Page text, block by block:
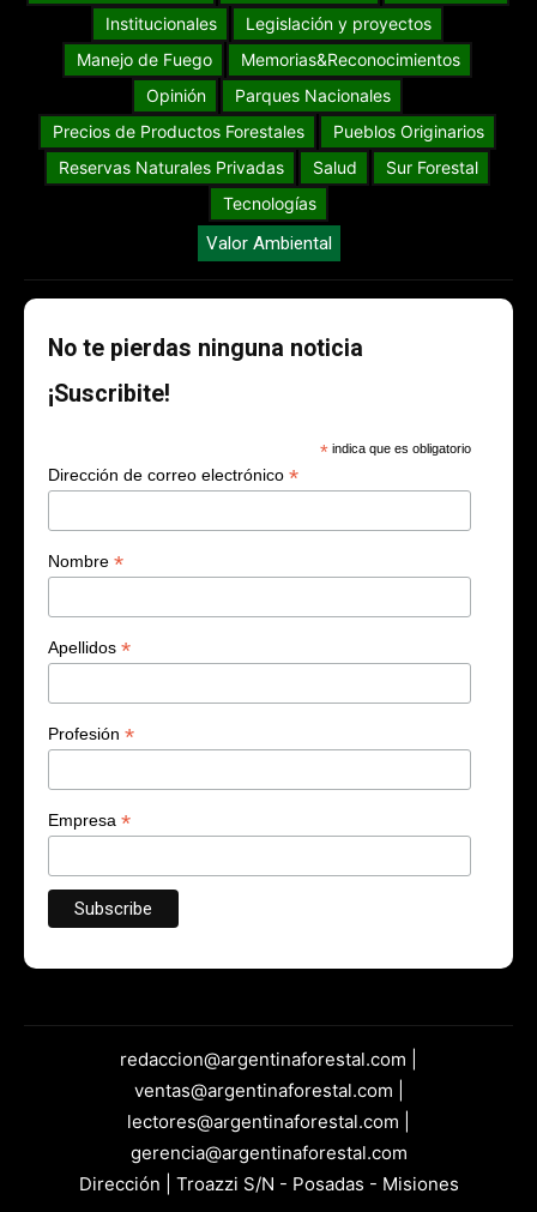
Institucionales
Legislación y proyectos
Manejo de Fuego
Memorias&Reconocimientos
Opinión
Parques Nacionales
Precios de Productos Forestales
Pueblos Originarios
Reservas Naturales Privadas
Salud
Sur Forestal
Tecnologías
Valor Ambiental
No te pierdas ninguna noticia
¡Suscribite!
* indica que es obligatorio
Dirección de correo electrónico *
Nombre *
Apellidos *
Profesión *
Empresa *
redaccion@argentinaforestal.com |
ventas@argentinaforestal.com |
lectores@argentinaforestal.com |
gerencia@argentinaforestal.com
Dirección | Troazzi S/N - Posadas - Misiones